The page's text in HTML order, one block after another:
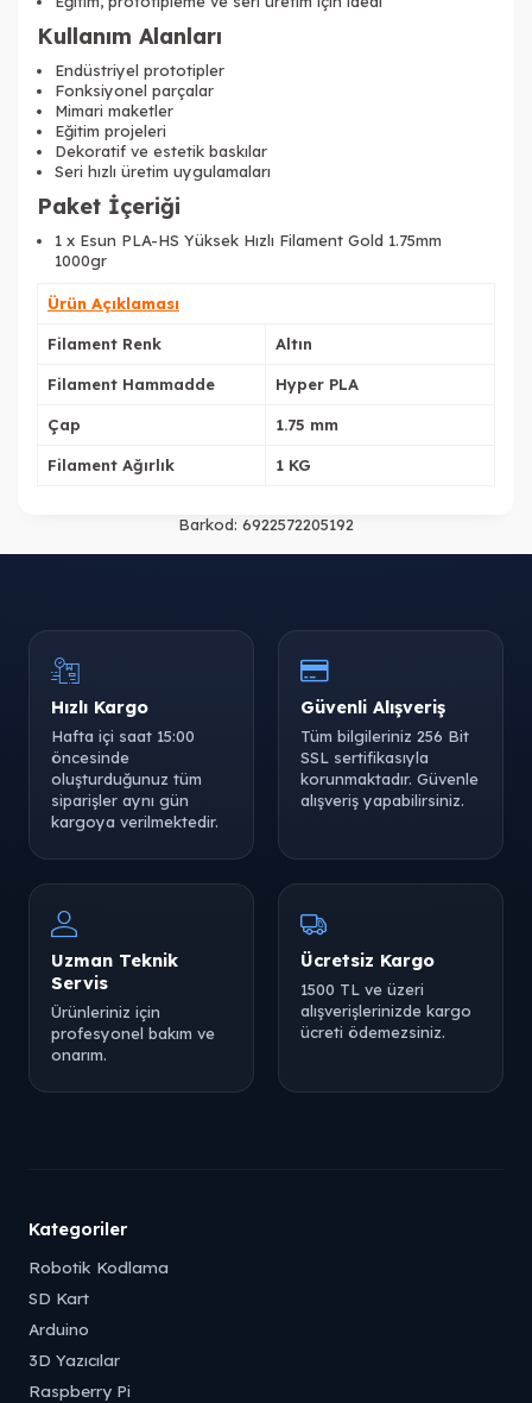
Tükendi
Tükendi
Kullanım Alanları
Endüstriyel prototipler
Fonksiyonel parçalar
Mimari maketler
Eğitim projeleri
Dekoratif ve estetik baskılar
Seri hızlı üretim uygulamaları
Paket İçeriği
1 x Esun PLA-HS Yüksek Hızlı Filament Gold 1.75mm
1000gr
Ürün Açıklaması
Filament Renk Altın
Filament Hammadde Hyper PLA
Çap 1.75 mm
Filament Ağırlık 1 KG
Barkod: 6922572205192
Hızlı Kargo
Hafta içi saat 15:00
öncesinde
oluşturduğunuz tüm
siparişler aynı gün
kargoya verilmektedir.
Güvenli Alışveriş
Tüm bilgileriniz 256 Bit
SSL sertifikasıyla
korunmaktadır. Güvenle
alışveriş yapabilirsiniz.
Uzman Teknik
Servis
Ürünleriniz için
profesyonel bakım ve
onarım.
Ücretsiz Kargo
1500 TL ve üzeri
alışverişlerinizde kargo
ücreti ödemezsiniz.
Kategoriler
Robotik Kodlama
SD Kart
Arduino
3D Yazıcılar
Raspberry Pi